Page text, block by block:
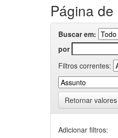
Página
Buscar em:
por
Filtros correntes:
Retornar valores
Adicionar filtros: